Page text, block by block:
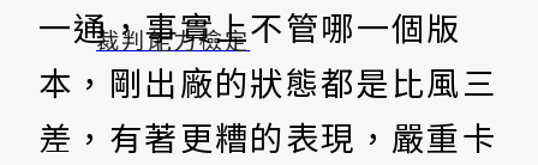
裁判能力檢定
一通，事實上不管哪一個版
本，剛出廠的狀態都是比風三
差，有著更糟的表現，嚴重卡